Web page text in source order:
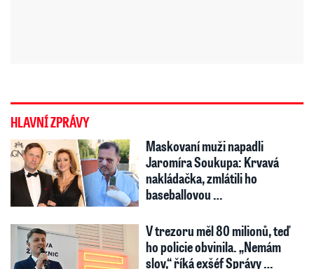
HLAVNÍ ZPRÁVY
Maskovaní muži napadli
Jaromíra Soukupa: Krvavá
nakládačka, zmlátili ho
baseballovou …
V trezoru měl 80 milionů, teď
ho policie obvinila. „Nemám
slov,“ říká exšéf Správy …